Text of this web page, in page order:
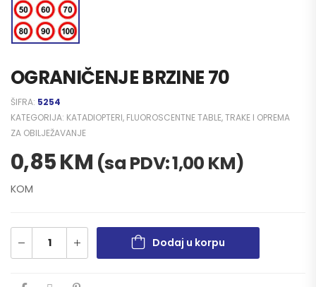
OGRANIČENJE BRZINE 70
ŠIFRA: 5254
KATEGORIJA: KATADIOPTERI, FLUOROSCENTNE TABLE, TRAKE I OPREMA
ZA OBILJEŽAVANJE
0,85KM (sa PDV:1,00 KM)
KOM
Dodaj u korpu